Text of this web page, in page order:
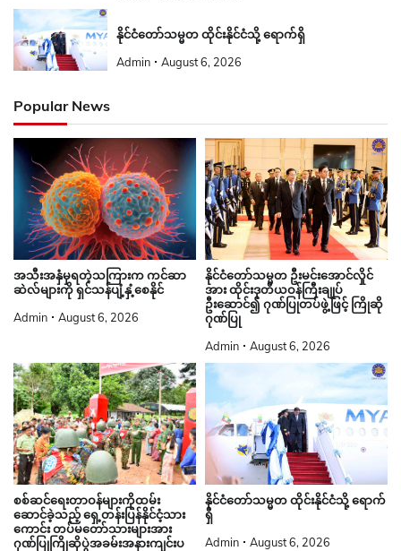
နိုင်ငံတော်သမ္မတ ထိုင်းနိုင်ငံသို့ ရောက်ရှိ
Admin August 6, 2026
Popular News
အသီးအနှံမှရတဲ့သကြားက ကင်ဆာ
ဆဲလ်များကို ရှင်သန်ပျံ့နှံ့စေနိုင်
Admin August 6, 2026
နိုင်ငံတော်သမ္မတ ဦးမင်းအောင်လှိုင်
အား ထိုင်းဒုတိယဝန်ကြီးချုပ်
ဦးဆောင်၍ ဂုဏ်ပြုတပ်ဖွဲ့ဖြင့် ကြိုဆို
ဂုဏ်ပြု
Admin August 6, 2026
စစ်ဆင်ရေးတာဝန်များကိုထမ်း
ဆောင်ခဲ့သည့် ရှေ့တန်းပြန်နိုင်ငံ့သား
ကောင်း တပ်မတော်သားများအား
ဂုဏ်ပြုကြိုဆိုပွဲအခမ်းအနားကျင်းပ
နိုင်ငံတော်သမ္မတ ထိုင်းနိုင်ငံသို့ ရောက်
ရှိ
Admin August 6, 2026